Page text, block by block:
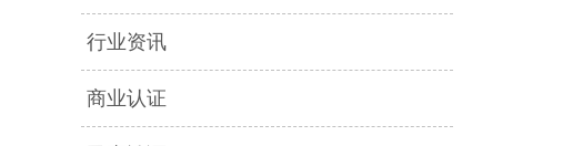
行业资讯
商业认证